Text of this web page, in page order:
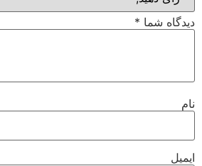
دیدگاه شما *
نام
ایمیل